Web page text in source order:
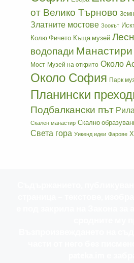
от Велико Търново
Златните мостове Зоокът
Колю Фичето Къща музей
водопади Манастири
Мост Музей на открито Около
Около София Парк
Планински
Подбалкански път
Скален манастир Скално
Света гора Уикенд идеи Фарове